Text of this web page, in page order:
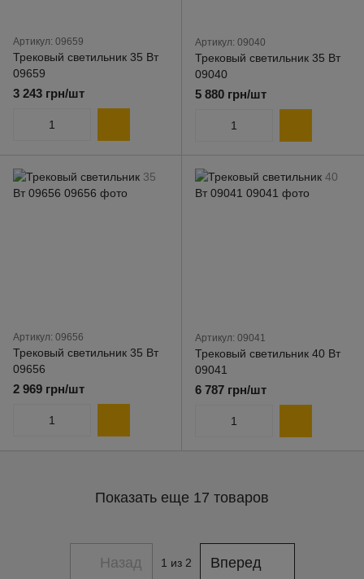
Артикул: 09659
Трековый светильник 35 Вт
09659
3 243 грн/шт
Артикул: 09040
Трековый светильник 35 Вт
09040
5 880 грн/шт
Артикул: 09656
Трековый светильник 35 Вт
09656
2 969 грн/шт
Артикул: 09041
Трековый светильник 40 Вт
09041
6 787 грн/шт
Показать еще 17 товаров
Назад 1 из 2 Вперед